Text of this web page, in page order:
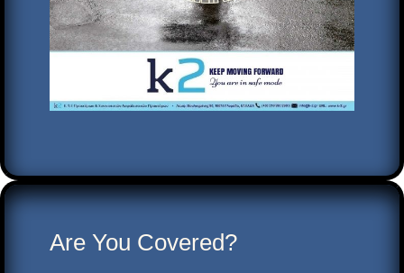
Are You Covered?